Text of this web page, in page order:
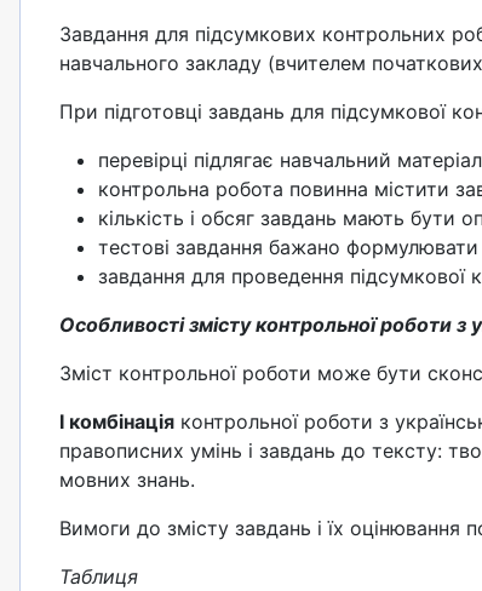
Завдання для підсумкових контрольних
навчального закладу (вчителем
При підготовці завдань для підсумкової
перевірці підлягає навчальний
контрольна робота повинна містити
кількість і обсяг завдань мають
тестові завдання бажано
завдання для проведення підсумкової
Особливості змісту контрольної роботи з
Зміст контрольної роботи може бути
І комбінація контрольної роботи з
правописних умінь і завдань до тексту:
мовних знань.
Вимоги до змісту завдань і їх оцінювання
Таблиця